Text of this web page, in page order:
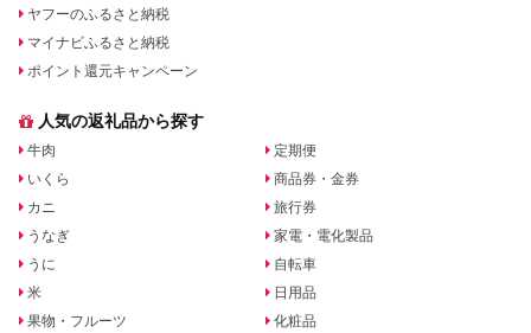
ヤフーのふるさと納税
マイナビふるさと納税
ポイント還元キャンペーン
人気の返礼品から探す
牛肉
いくら
カニ
うなぎ
うに
米
果物・フルーツ
定期便
商品券・金券
旅行券
家電・電化製品
自転車
日用品
化粧品